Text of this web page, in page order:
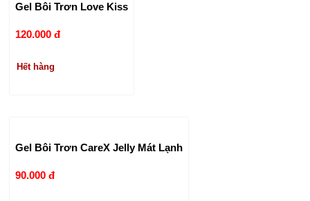
Gel Bôi Trơn Love Kiss
120.000 đ
Hết hàng
Gel Bôi Trơn CareX Jelly Mát Lạnh
90.000 đ